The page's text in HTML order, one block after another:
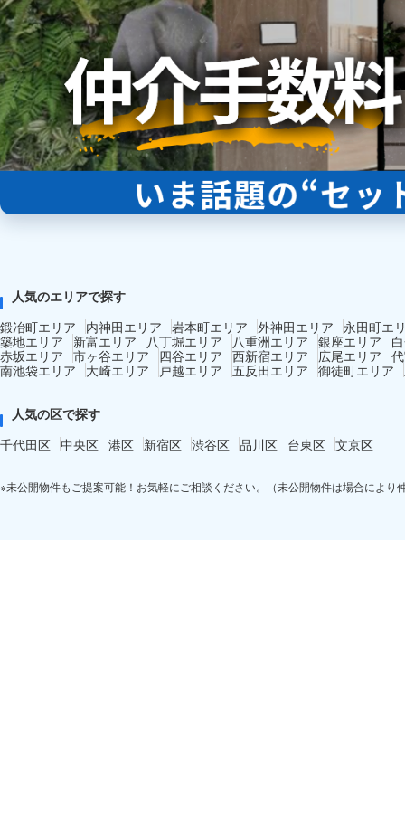
人気のエリアで探す
鍛冶町エリア
内神田エリア 岩本町エリア 外神田エリア
永田町エ
築地エリア
新富エリア 八丁堀エリア 八重洲エリア 銀座エリア
赤坂エリア 市ヶ谷エリア 四谷エリア 西新宿エリア 広尾エリア
南池袋エリア
大崎エリア 戸越エリア 五反田エリア 御徒町エリア
人気の区で探す
千代田区 中央区 港区 新宿区 渋谷区 品川区 台東区 文京区
※未公開物件もご提案可能！お気軽にご相談ください。（未公開物件は場合により